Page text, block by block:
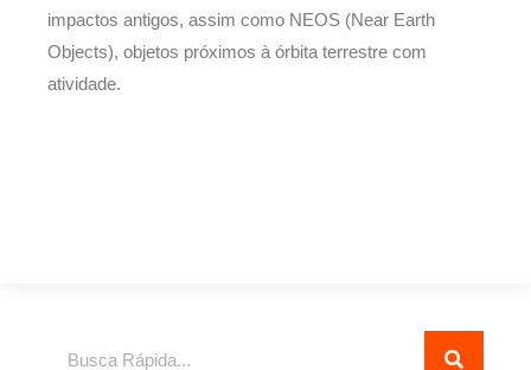
impactos antigos, assim como NEOS (Near Earth
Objects), objetos próximos à órbita terrestre com
atividade.